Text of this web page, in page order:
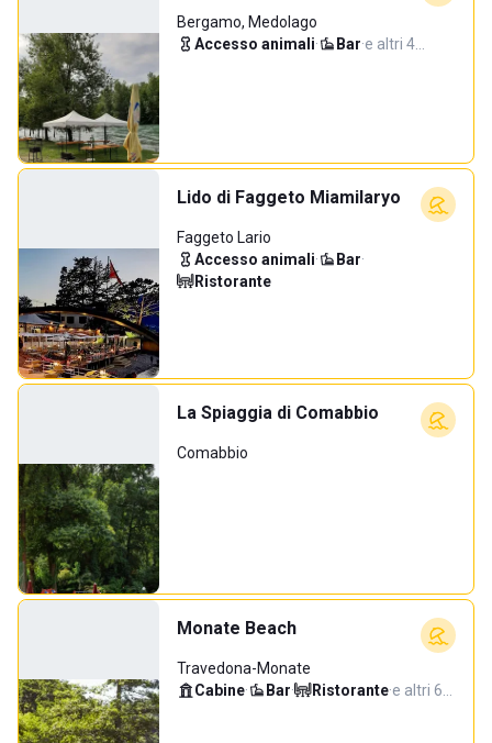
Bergamo, Medolago
Accesso animali· Bar·e altri 4…
Lido di Faggeto Miamilaryo
Faggeto Lario
Accesso animali· Bar·
Ristorante
La Spiaggia di Comabbio
Comabbio
Monate Beach
Travedona-Monate
Cabine· Bar· Ristorante·e altri 6…